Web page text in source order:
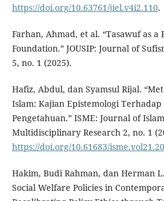
https://doi.org/10.63761/jiel.v4i2.110.
Farhan, Ahmad, et al. “Tasawuf as a
Foundation.” JOUSIP: Journal of
5, no. 1 (2025).
Hafiz, Abdul, dan Syamsul Rijal.
Islam: Kajian Epistemologi
Pengetahuan.” ISME: Journal of
Multidisciplinary Research 2, no. 1
https://doi.org/10.61683/
Hakim, Budi Rahman, dan Herman
Social Welfare Policies in